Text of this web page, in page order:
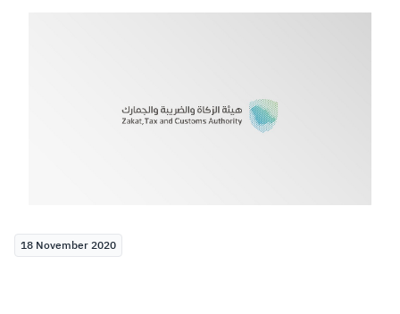
Customs VAT
Tax Declaration
18 November 2020